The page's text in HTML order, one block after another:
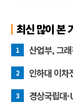
최신 많이 본
1
2
3 경상국립대